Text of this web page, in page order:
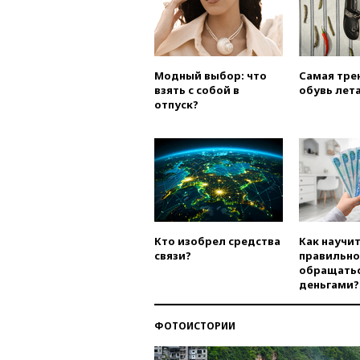
Модный выбор: что
взять с собой в
отпуск?
Самая
обувь
Кто изобрел средства
связи?
Как
правильно
деньгами?
ФОТОИСТОРИИ